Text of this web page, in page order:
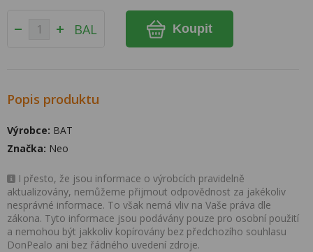
BAL Koupit
Popis produktu
Výrobce: BAT
Značka: Neo
I přesto, že jsou informace o výrobcích pravidelně
aktualizovány, nemůžeme přijmout odpovědnost za jakékoliv
nesprávné informace. To však nemá vliv na Vaše práva dle
zákona. Tyto informace jsou podávány pouze pro osobní použití
a nemohou být jakkoliv kopírovány bez předchozího souhlasu
DonPealo ani bez řádného uvedení zdroje.